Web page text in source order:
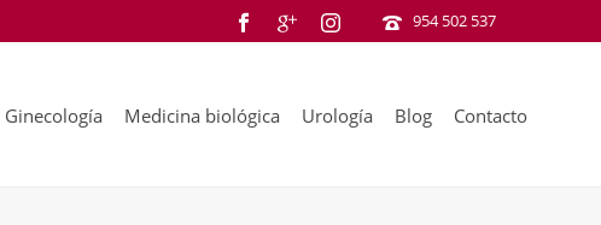
954 502 537
Ginecología Medicina biológica Urología Blog Contacto